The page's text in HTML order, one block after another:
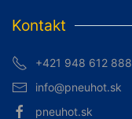
Kontakt
+421 948 612 888
info@pneuhot.sk
pneuhot.sk